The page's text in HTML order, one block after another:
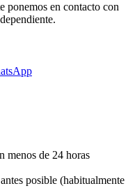
ponemos en contacto con
menos de 24 horas
posible (habitualmente